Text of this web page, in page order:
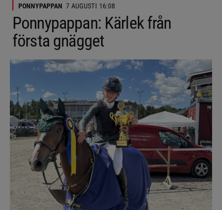
PONNYPAPPAN 7 AUGUSTI 16:08
Ponnypappan: Kärlek från
första gnägget